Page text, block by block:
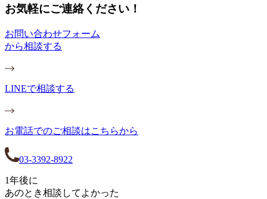
お気軽にご連絡ください！
お問い合わせフォーム
から相談する
LINEで相談する
お電話でのご相談はこちらから
03-3392-8922
1年後に
あのとき相談してよかった